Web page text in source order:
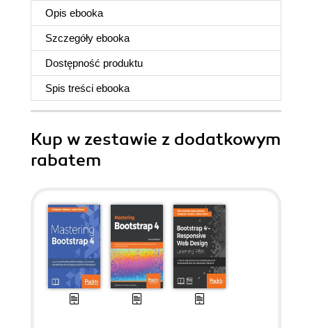
Opis ebooka
Szczegóły ebooka
Dostępność produktu
Spis treści ebooka
Kup w zestawie z dodatkowym
rabatem